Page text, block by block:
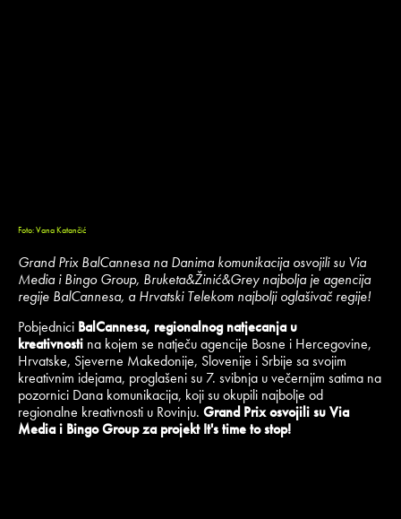
Foto: Vana Katančić
Grand Prix BalCannesa na Danima komunikacija osvojili su Via
Media i Bingo Group, Bruketa&Žinić&Grey najbolja je agencija
regije BalCannesa, a Hrvatski Telekom najbolji oglašivač regije!
Pobjednici BalCannesa, regionalnog natjecanja u
kreativnosti na kojem se natječu agencije Bosne i Hercegovine,
Hrvatske, Sjeverne Makedonije, Slovenije i Srbije sa svojim
kreativnim idejama, proglašeni su 7. svibnja u večernjim satima na
pozornici Dana komunikacija, koji su okupili najbolje od
regionalne kreativnosti u Rovinju. Grand Prix osvojili su Via
Media i Bingo Group za projekt It's time to stop!